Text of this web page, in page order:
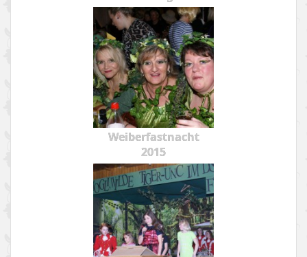
Weiberfastnacht
2015